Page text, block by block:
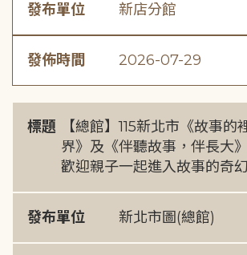
發布單位 新店分館
發佈時間 2026-07-29
標題
【總館】115新北市《故事的
界》及《伴聽故事，伴長大
歡迎親子一起進入故事的奇
發布單位 新北市圖(總館)